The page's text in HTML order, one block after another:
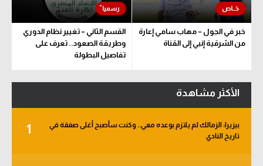
خبر في الجول – مهاب سامي إعارة
من الشرقية إنبي إلى القناة
القسم الثاني – تغيير نظام الدوري
وطريقة الصعود.. تعرف على
تفاصيل البطولة
الأكثر مشاهدة
1
بيزيرا: الزمالك لم يلتزم بوعده معي.. وكنت سأصبح أغلى صفقة في
تاريخ النادي